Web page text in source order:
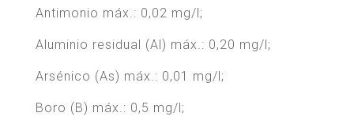
Antimonio máx.: 0,02 mg/l;
Aluminio residual (Al) máx.: 0,20 mg/l;
Arsénico (As) máx.: 0,01 mg/l;
Boro (B) máx.: 0,5 mg/l;